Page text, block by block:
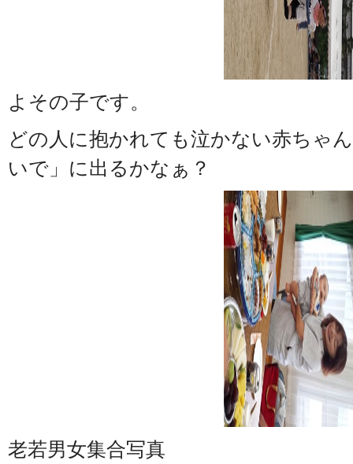
よその子です。
どの人に抱かれても泣かない赤ちゃ
いで」に出るかなぁ？
老若男女集合写真